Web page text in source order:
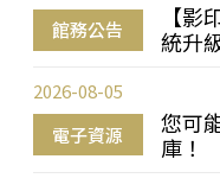
館務公告
【
統升
電子資源
您可
庫！
2026-08-05